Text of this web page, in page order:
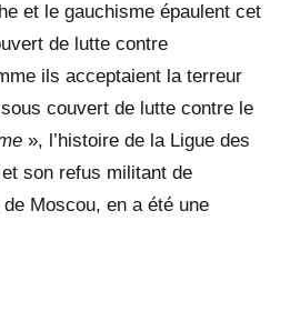
et le gauchisme épaulent cet
de lutte contre
ils acceptaient la terreur
couvert de lutte contre le
», l’histoire de la Ligue des
son refus militant de
Moscou, en a été une